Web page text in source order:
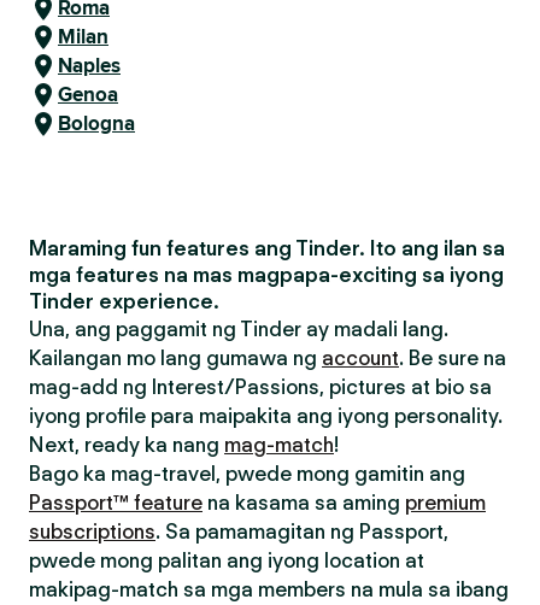
Roma
Milan
Naples
Genoa
Bologna
Maraming fun features ang Tinder. Ito ang ilan sa
mga features na mas magpapa-exciting sa iyong
Tinder experience.
Una, ang paggamit ng Tinder ay madali lang.
Kailangan mo lang gumawa ng account. Be sure na
mag-add ng Interest/Passions, pictures at bio sa
iyong profile para maipakita ang iyong personality.
Next, ready ka nang mag-match!
Bago ka mag-travel, pwede mong gamitin ang
Passport™ feature na kasama sa aming premium
subscriptions. Sa pamamagitan ng Passport,
pwede mong palitan ang iyong location at
makipag-match sa mga members na mula sa ibang